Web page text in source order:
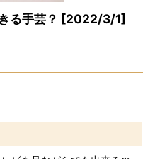
る手芸？ [2022/3/1]